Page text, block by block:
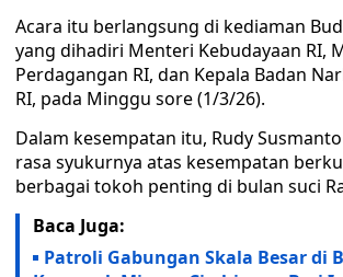
Acara itu berlangsung di kediaman
yang dihadiri Menteri Kebudayaan RI,
Perdagangan RI, dan Kepala Badan
RI, pada Minggu sore (1/3/26).
Dalam kesempatan itu, Rudy
rasa syukurnya atas kesempatan
berbagai tokoh penting di bulan suci
Baca Juga:
Patroli Gabungan Skala Besar di